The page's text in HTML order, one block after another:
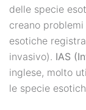
delle specie
creano
esotiche
invasivo). IAS
inglese, molto
le specie